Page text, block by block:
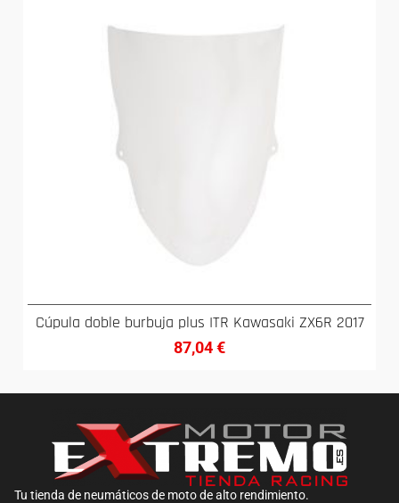
Cúpula doble burbuja plus ITR Kawasaki ZX6R 2017
87,04€
Tu tienda de neumáticos de moto de alto rendimiento.